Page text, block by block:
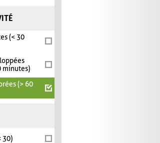
(< 30
minutes)
(> 60
30)